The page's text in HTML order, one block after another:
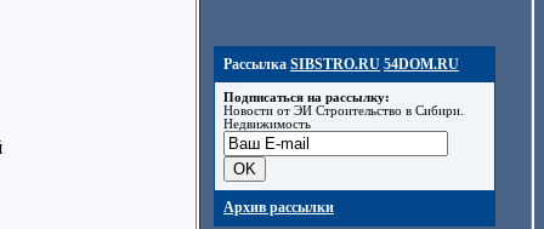
Рассылка SIBSTRO.RU 54DOM.RU
Подписаться на рассылку:
Новости от ЭИ Строительство в Сибири.
Недвижимость
Архив рассылки